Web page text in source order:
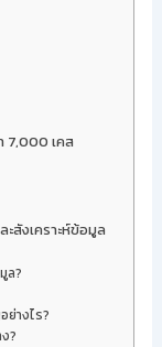
7,000 เคส
สังเคราะห์ข้อมูล
ล?
างไร?
?